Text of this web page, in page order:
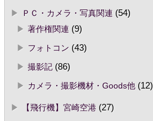
ＰＣ・カメラ・写真関連 (54)
著作権関連 (9)
フォトコン (43)
撮影記(86)
カメラ・撮影機材・Goods他(12)
【飛行機】宮崎空港(27)